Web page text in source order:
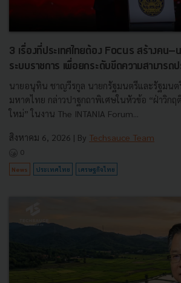
3 เรื่องที่ประเทศไทยต้อง Focus สร้างคน
ระบบราชการ เพื่อยกระดับขีดความสามารถป
นายอนุทิน ชาญวีรกูล นายกรัฐมนตรีและรัฐมนตรี
มหาดไทย กล่าวปาฐกถาพิเศษในหัวข้อ “ฝ่าวิกฤ
ใหม่” ในงาน The INTANIA Forum...
สิงหาคม 6, 2026 | By Techsauce Team
0
News ประเทศไทย เศรษฐกิจไทย